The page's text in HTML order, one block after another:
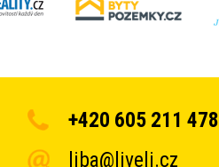
+420 605 211 478
liba@liveli.cz